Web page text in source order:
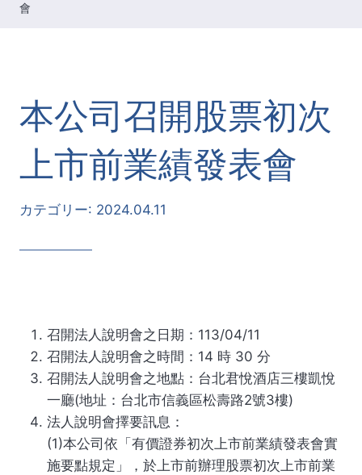
會
本公司召開股票初次
上市前業績發表會
カテゴリー: 2024.04.11
召開法人說明會之日期：113/04/11
召開法人說明會之時間：14 時 30 分
召開法人說明會之地點：台北君悅酒店三樓凱悅
一廳(地址：台北市信義區松壽路2號3樓)
法人說明會擇要訊息：
(1)本公司依「有價證券初次上市前業績發表會實
施要點規定」，於上市前辦理股票初次上市前業